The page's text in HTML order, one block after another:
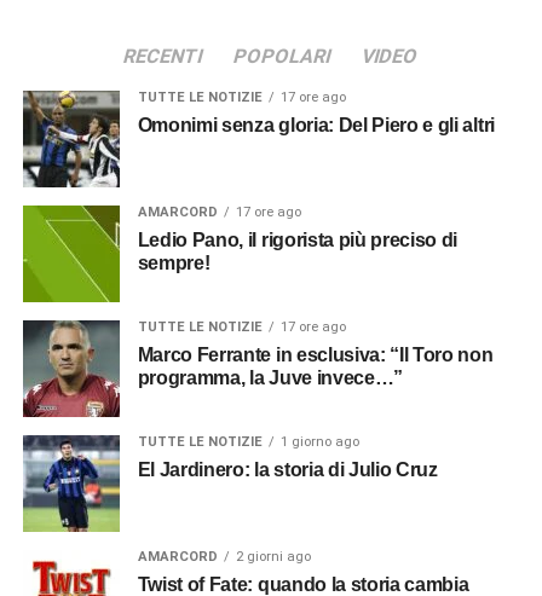
RECENTI POPOLARI VIDEO
TUTTE LE NOTIZIE 17 ore ago
Omonimi senza gloria: Del Piero e gli altri
AMARCORD 17 ore ago
Ledio Pano, il rigorista più preciso di
sempre!
TUTTE LE NOTIZIE 17 ore ago
Marco Ferrante in esclusiva: “Il Toro non
programma, la Juve invece…”
TUTTE LE NOTIZIE 1 giorno ago
El Jardinero: la storia di Julio Cruz
AMARCORD 2 giorni ago
Twist of Fate: quando la storia cambia